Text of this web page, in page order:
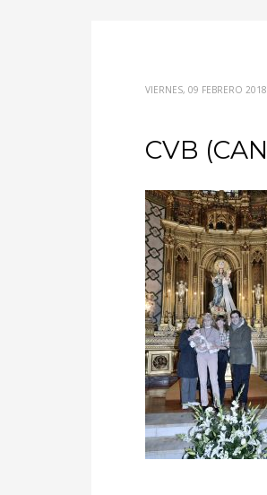
VIERNES, 09 FEBRERO 2018
CVB